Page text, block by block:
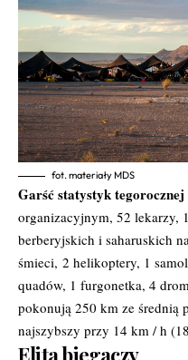
fot. materiały MDS
Garść statystyk
organizacyjnym, 52 lekarzy,
berberyjskich i saharuskich
śmieci, 2 helikoptery, 1
quadów, 1 furgonetka, 4
pokonują 250 km ze średnią
najszybszy przy 14 km / h
Elita biegaczy